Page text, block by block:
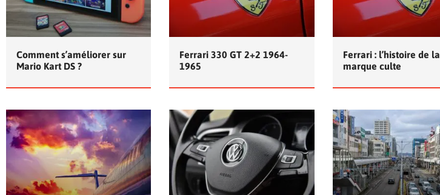
Comment s’améliorer sur
Mario Kart DS ?
Ferrari 330 GT 2+2 1964-
1965
Ferrari : l’histoire de la
marque culte